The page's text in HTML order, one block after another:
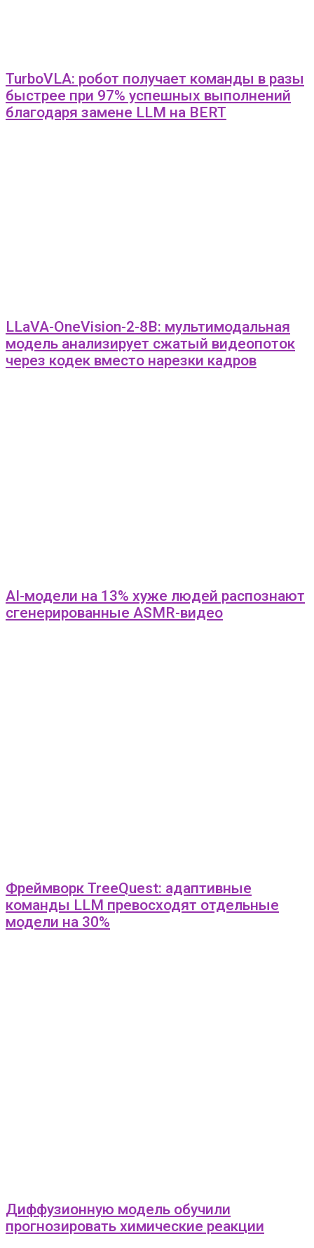
TurboVLA: робот получает команды в разы
быстрее при 97% успешных выполнений
благодаря замене LLM на BERT
LLaVA-OneVision-2-8B: мультимодальная
модель анализирует сжатый видеопоток
через кодек вместо нарезки кадров
AI-модели на 13% хуже людей распознают
сгенерированные ASMR-видео
Фреймворк TreeQuest: адаптивные
команды LLM превосходят отдельные
модели на 30%
Диффузионную модель обучили
прогнозировать химические реакции